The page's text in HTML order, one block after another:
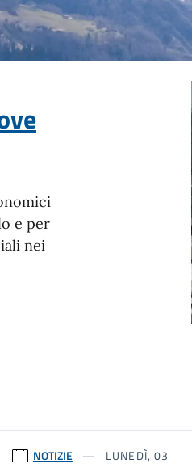
e per
nei
NOTIZIE
LUNEDÌ, 03